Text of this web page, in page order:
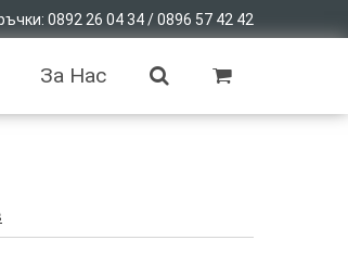
0892 26 04 34 / 0896 57 42 42
За Нас